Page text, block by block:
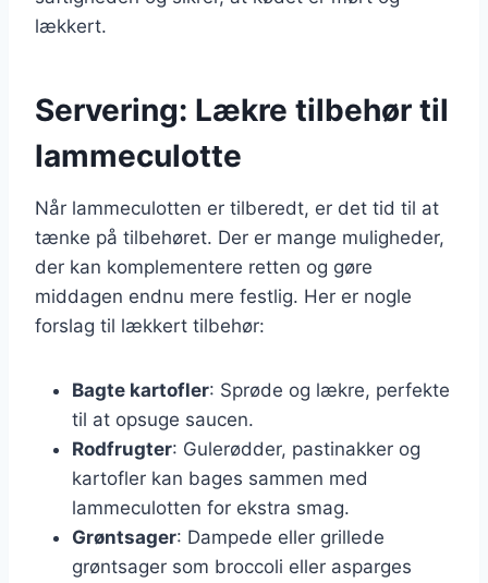
lækkert.
Servering: Lækre tilbehør til
lammeculotte
Når lammeculotten er tilberedt, er det tid til at
tænke på tilbehøret. Der er mange muligheder,
der kan komplementere retten og gøre
middagen endnu mere festlig. Her er nogle
forslag til lækkert tilbehør:
Bagte kartofler: Sprøde og lækre, perfekte
til at opsuge saucen.
Rodfrugter: Gulerødder, pastinakker og
kartofler kan bages sammen med
lammeculotten for ekstra smag.
Grøntsager: Dampede eller grillede
grøntsager som broccoli eller asparges